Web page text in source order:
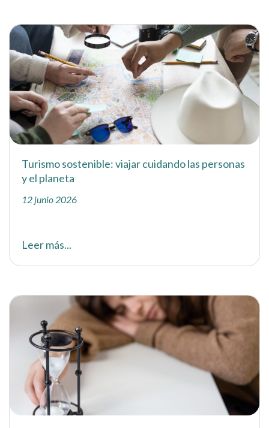
Turismo sostenible: viajar cuidando las personas
y el planeta
12 junio 2026
Leer más...